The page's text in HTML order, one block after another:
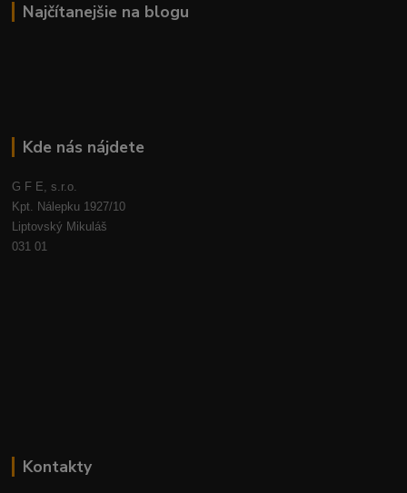
Najčítanejšie na blogu
Kde nás nájdete
G F E, s.r.o.
Kpt. Nálepku 1927/10
Liptovský Mikuláš
031 01
Kontakty